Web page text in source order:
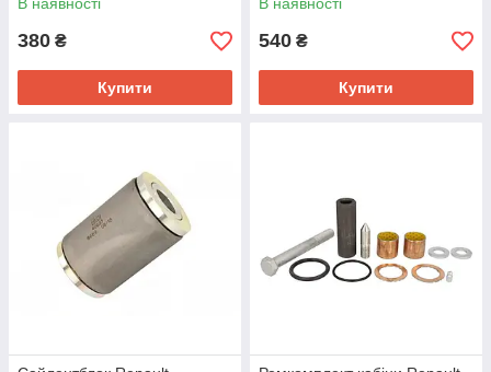
380 ₴
Купити
540 ₴
Купити